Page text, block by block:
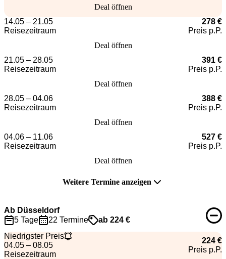
Deal öffnen
14.05 – 21.05
Reisezeitraum
278 €
Preis p.P.
Deal öffnen
21.05 – 28.05
Reisezeitraum
391 €
Preis p.P.
Deal öffnen
28.05 – 04.06
Reisezeitraum
388 €
Preis p.P.
Deal öffnen
04.06 – 11.06
Reisezeitraum
527 €
Preis p.P.
Deal öffnen
Weitere Termine anzeigen
Ab Düsseldorf
5 Tage
22 Termine
ab 224 €
Niedrigster Preis
04.05 – 08.05
Reisezeitraum
224 €
Preis p.P.